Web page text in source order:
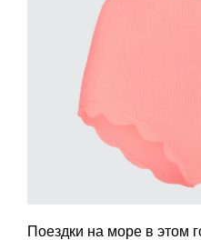
Поездки на море в этом